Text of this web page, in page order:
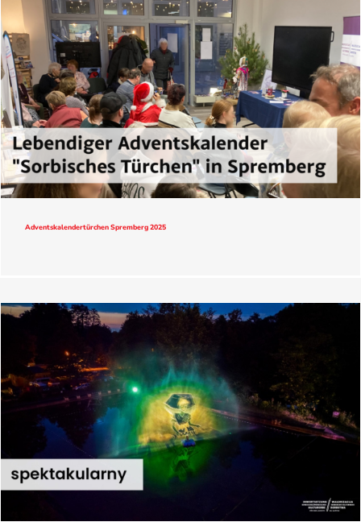
Adventskalendertürchen Spremberg 2025